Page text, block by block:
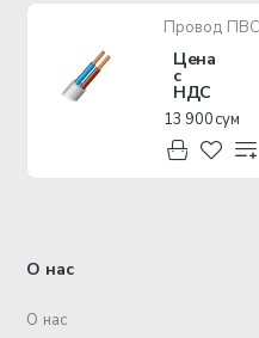
Цена
с
НДС
13 900 сум
О нас
О нас